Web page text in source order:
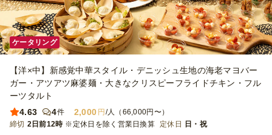
ケータリング
【洋×中】新感覚中華スタイル・デニッシュ生地の海老マヨバー
ガー・アツアツ麻婆麺・大きなクリスピーフライドチキン・フル
ーツタルト
4.63
4件 2,000 円 /人（66,000円〜）
締切 2日前12時 ※定休日を除く営業日換算 定休日 日・祝